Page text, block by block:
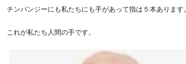
チンパンジーにも私たちにも手があって指は５本あります
これが私たち人間の手です。